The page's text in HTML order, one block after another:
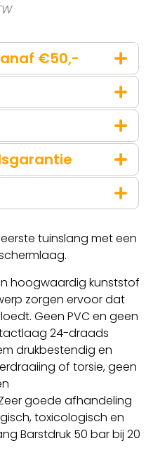
€50,-
eerste tuinslang met een
hoogwaardig kunststof
zorgen ervoor dat
Geen PVC en geen
24-draads
drukbestendig en
of torsie, geen
goede afhandeling
toxicologisch en
Barstdruk 50 bar bij 20